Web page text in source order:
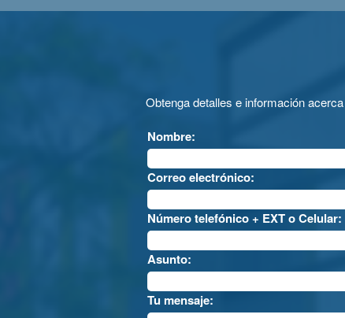
Obtenga detalles e información
Nombre:
Correo electrónico:
Número telefónico + EXT o Celular:
Asunto:
Tu mensaje: